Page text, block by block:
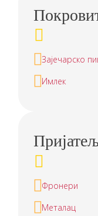
Зајечарско
Имлек
Фронери
Металац